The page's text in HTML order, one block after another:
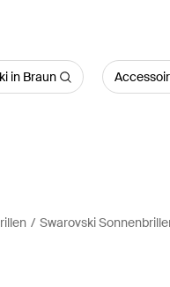
in Braun
Swarovski